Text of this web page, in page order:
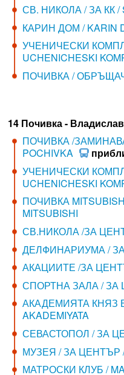
СВ. НИКОЛА / ЗА КК /
КАРИН ДОМ / KARIN
УЧЕНИЧЕСКИ
UCHENICHESKI
ПОЧИВКА / ОБРЪЩАЧ
14 Почивка -
ПОЧИВКА /
POCHIVKA
УЧЕНИЧЕСКИ
UCHENICHESKI
ПОЧИВКА
MITSUBISHI
СВ.НИКОЛА /ЗА
ДЕЛФИНАРИУМА / ЗА
АКАЦИИТЕ /ЗА
СПОРТНА ЗАЛА / ЗА
АКАДЕМИЯТА КНЯЗ
AKADEMIYATA
СЕВАСТОПОЛ / ЗА
МУЗЕЯ / ЗА ЦЕНТЪР /
МАТРОСКИ КЛУБ /